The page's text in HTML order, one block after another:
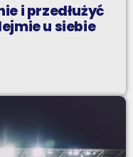
i przedłużyć
u siebie